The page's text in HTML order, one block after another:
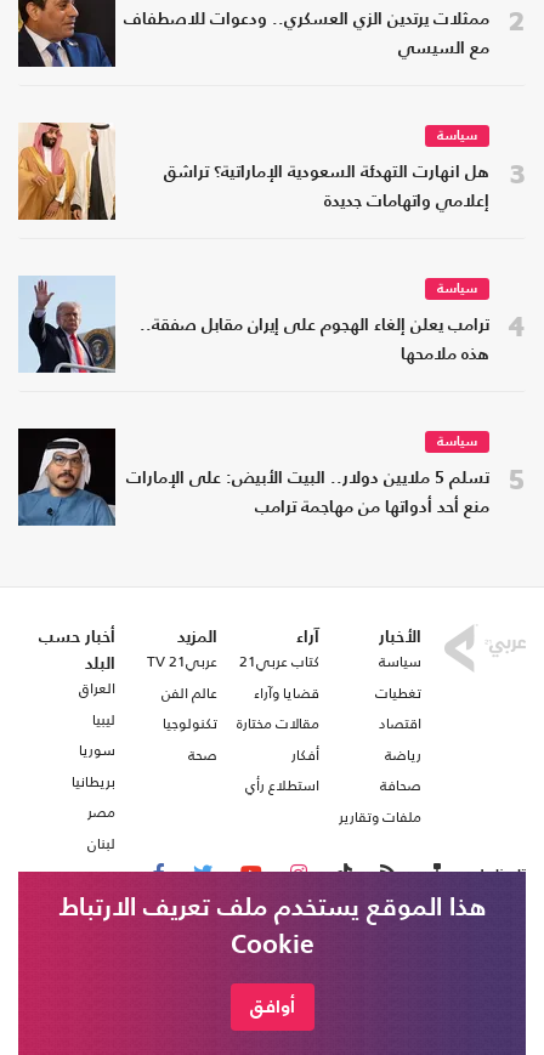
2
ممثلات يرتدين الزي العسكري.. ودعوات للاصطفاف
مع السيسي
3
سياسة
هل انهارت التهدئة السعودية الإماراتية؟ تراشق
إعلامي واتهامات جديدة
4
سياسة
ترامب يعلن إلغاء الهجوم على إيران مقابل صفقة..
هذه ملامحها
5
سياسة
تسلم 5 ملايين دولار.. البيت الأبيض: على الإمارات
منع أحد أدواتها من مهاجمة ترامب
الأخبار
سياسة
تغطيات
اقتصاد
رياضة
صحافة
ملفات وتقارير
آراء
كتاب عربي21
قضايا وآراء
مقالات مختارة
أفكار
استطلاع رأي
المزيد
عربي21 TV
عالم الفن
تكنولوجيا
صحة
أخبار حسب
البلد
العراق
ليبيا
سوريا
بريطانيا
مصر
لبنان
تابعنا على
هذا الموقع يستخدم ملف تعريف الارتباط
Cookie
أوافق